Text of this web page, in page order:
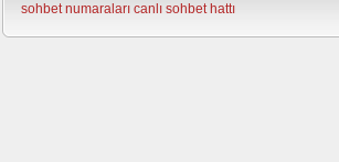
sohbet numaraları canlı sohbet hattı